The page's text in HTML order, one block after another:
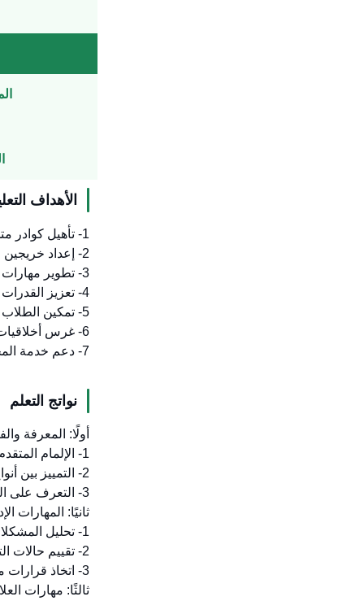
الأهداف
1- تأهيل كوادر متخصصة علميًا وعمليًا في مجال السموم الإكلينيكية، تلبي احتياجات سوق العمل في المملكة.
2- إعداد خريجين قادرين على تقديم خدمات تشخيصية وعلاجية متقدمة في حالات التسمم ضمن المستشفيات ومراكز السموم.
3- تطوير مهارات التحليل واتخاذ القرار في التعامل مع الحالات السمية الإكلينيكية المختلفة.
4- تعزيز القدرات البحثية للطلاب، للمساهمة في إنتاج أبحاث تطبيقية في مجال السموم.
5- تمكين الطلاب من مواصلة الدراسات العليا (الدكتوراة) في مجالات السموم ذات العلاقة.
6- غرس أخلاقيات المهنة الطبية والالتزام بجودة الأداء في بيئة العمل السمية.
7- دعم خدمة المجتمع والقطاع الصحي من خلال إعداد خريجين ذوي كفاءة عالية ومعرفة متقدمة.
نواتج التعلم
أولًا: المعرفة
1- الإلمام المتقدم بنظريات ومفاهيم السموم الإكلينيكية، والإسعافات الأولية، وتحليل السموم، والأدوية ذات السمية العالية.
2- التمييز بين أنواع السموم المختلفة وتفسير تأثيراتها.
3- التعرف على الجوانب القانونية وأخلاقيات الممارسة المهنية المرتبطة بالسموم والمخدرات.
ثانيًا: المهارات
1- تحليل المشكلات السمية السريرية، واقتراح حلول فعالة لها.
2- تقييم حالات التسمم، ووضع خطط علاج مناسبة، استنادًا إلى المعطيات السريرية والمخبرية.
3- اتخاذ قرارات مهنية مدروسة في بيئة عمل واقعية ضمن نطاق السموم الإكلينيكية.
ثالثًا: مهارات